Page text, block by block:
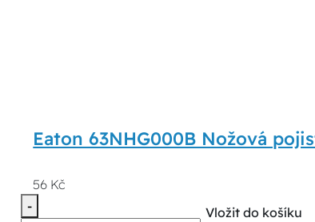
Eaton 63NHG000B Nožová
56 Kč
-
Vložit do košíku